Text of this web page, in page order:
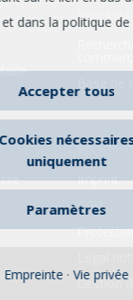
dans la politique
Paramètres
Accepter tous
Cookies
uniquement
Empreinte ·Vie privée
Base de
Imprint
CGV
Gestion